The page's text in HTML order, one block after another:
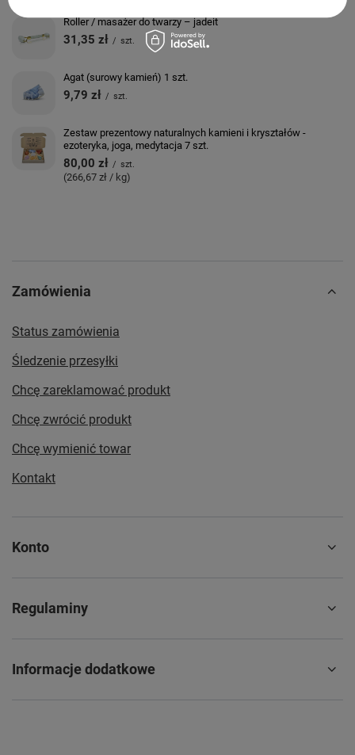
Roller / masażer do twarzy – jadeit
31,35 zł / szt.
Agat (surowy kamień) 1 szt.
9,79 zł / szt.
Zestaw prezentowy naturalnych kamieni i kryształów -
ezoteryka, joga, medytacja 7 szt.
80,00 zł / szt.
(266,67 zł / kg)
Zamówienia
Status zamówienia
Śledzenie przesyłki
Chcę zareklamować produkt
Chcę zwrócić produkt
Chcę wymienić towar
Kontakt
Konto
Regulaminy
Informacje dodatkowe